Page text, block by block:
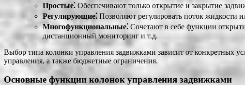
Простые⁚ Обеспечивают только открытие и закрытие
Регулирующие⁚ Позволяют регулировать поток жидкости
Многофункциональные⁚ Сочетают в себе функции
дистанционный мониторинг и т.д.
Выбор типа колонки управления задвижками зависит от конкретных
управления, а также бюджетные ограничения.
Основные функции колонок управления задвижками